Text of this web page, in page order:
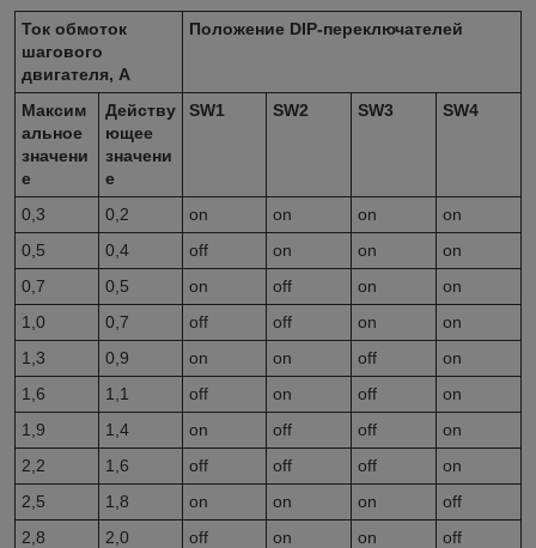
Ток обмоток
шагового
двигателя, А
Положение DIP-переключателей
Максим
альное
значени
е
Действу
ющее
значени
е
SW1 SW2 SW3 SW4
0,3 0,2 on on on
on
0,5
0,4 off on on
on
0,7
0,5 on off on
on
1,0
0,7 off off on
on
1,3
0,9 on on off
on
1,6
1,1 off on off
on
1,9
1,4 on off off
on
2,2
1,6 off off off
on
2,5
1,8 on on on
off
2,8
2,0 off on on
off